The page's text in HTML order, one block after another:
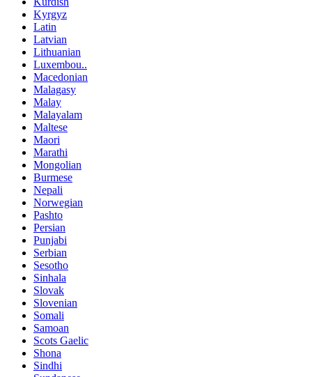
Kyrgyz
Latin
Latvian
Lithuanian
Luxembou..
Macedonian
Malagasy
Malay
Malayalam
Maltese
Maori
Marathi
Mongolian
Burmese
Nepali
Norwegian
Pashto
Persian
Punjabi
Serbian
Sesotho
Sinhala
Slovak
Slovenian
Somali
Samoan
Scots Gaelic
Shona
Sindhi